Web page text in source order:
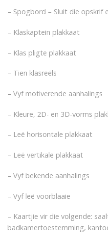
– Spogbord – Sluit die opskrif
– Klaskaptein plakkaat
– Klas pligte plakkaat
– Tien klasreëls
– Vyf motiverende aanhalings
– Kleure, 2D- en 3D-vorms
– Leë horisontale plakkaat
– Leë vertikale plakkaat
– Vyf bekende aanhalings
– Vyf leë voorblaaie
– Kaartjie vir die volgende:
badkamertoestemming,